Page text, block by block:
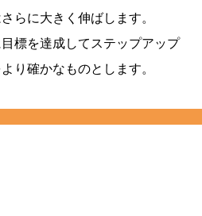
らに大きく伸ばします。
標を達成してステップアップ
り確かなものとします。